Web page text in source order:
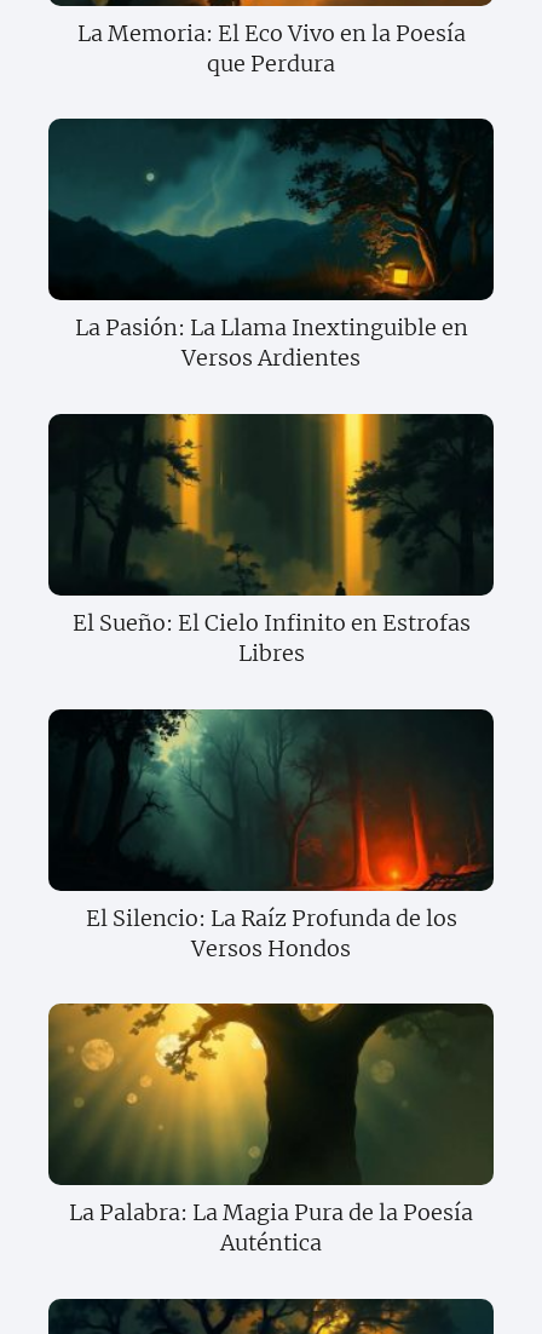
La Memoria: El Eco Vivo en la Poesía
que Perdura
La Pasión: La Llama Inextinguible en
Versos Ardientes
El Sueño: El Cielo Infinito en Estrofas
Libres
El Silencio: La Raíz Profunda de los
Versos Hondos
La Palabra: La Magia Pura de la Poesía
Auténtica